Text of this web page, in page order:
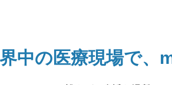
界中の医療現場で、